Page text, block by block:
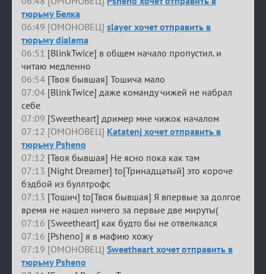
тюрьму Белка
06:49 [ОМОНОВЕЦ] slayer хочет отправить в
тюрьму dialema
06:51 [BlinkTwice] в общем начало пропустил. и
читаю медленно
06:54 [Твоя бывшая] Тошича мало
07:04 [BlinkTwice] даже команду чижей не набрал
себе
07:09 [Sweetheart] дример мне чижок началом
07:12 [ОМОНОВЕЦ] Katatenj хочет отправить в
тюрьму Psheno
07:12 [Твоя бывшая] Не ясно пока как там
07:13 [Night Dreamer] to[Тринадцатый] это короче
бэдбой из буллтрофс
07:13 [Тошич] to[Твоя бывшая] Я впервые за долгое
время не нашел ничего за первые две мируты(
07:16 [Sweetheart] как будто бы не отвелкался
07:16 [Psheno] я в мафию хожу
07:19 [ОМОНОВЕЦ] Sweetheart хочет отправить в
тюрьму Psheno